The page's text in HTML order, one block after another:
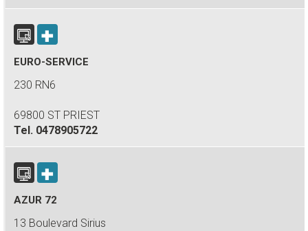
EURO-SERVICE
230 RN6
69800 ST PRIEST
Tel. 0478905722
AZUR 72
13 Boulevard Sirius